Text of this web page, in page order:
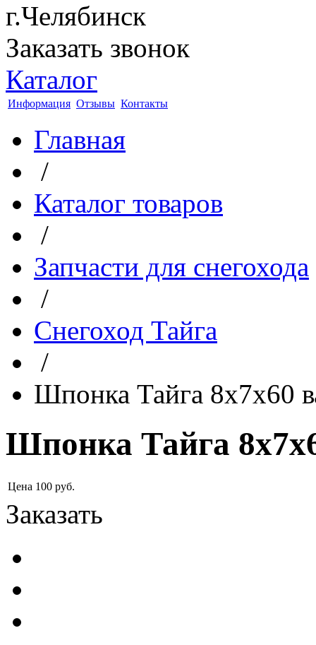
г.Челябинск
Заказать звонок
Каталог
Информация Отзывы Контакты
Главная
/
Каталог товаров
/
Запчасти для снегохода
/
Снегоход Тайга
/
Шпонка Тайга 8х7х60
Шпонка Тайга
Цена 100 руб.
Заказать